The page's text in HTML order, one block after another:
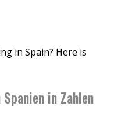
in Zahlen